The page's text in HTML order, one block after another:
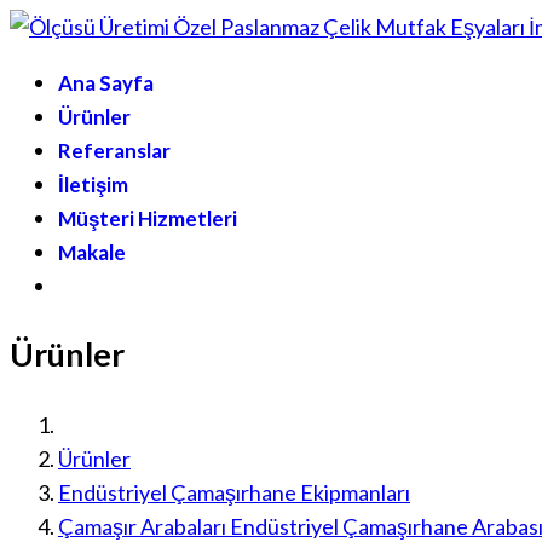
Ana Sayfa
Ürünler
Referanslar
İletişim
Müşteri Hizmetleri
Makale
Ürünler
Ürünler
Endüstriyel Çamaşırhane Ekipmanları
Çamaşır Arabaları Endüstriyel Çamaşırhane Arabası